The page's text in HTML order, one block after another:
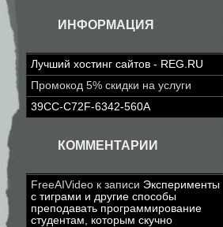
ИНФОРМАЦИЯ
Лучший хостинг сайтов - REG.RU
Промокод 5% скидки на услуги
39CC-C72F-6342-560A
КОММЕНТАРИИ
FreeAIVideo к записи Эксперименты
с тиграми и другие способы
преподавать программирование
студентам, которым скучно